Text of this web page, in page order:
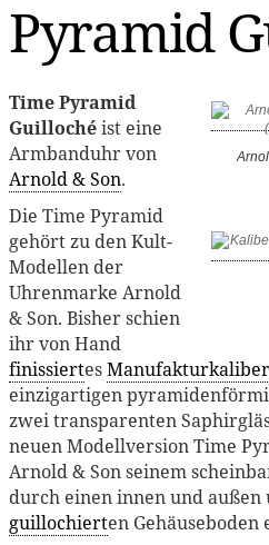
Pyramid
Time Pyramid
Guillochéist eine
Armbanduhr von
Arnold & Son.
Die Time Pyramid
gehört zu den Kult-
Modellen der
Uhrenmarke Arnold
& Son. Bisher schien
ihr von Hand
finissiertesManufakturkaliber
einzigartigen
zwei transparenten
neuen Modellversion Time
Arnold & Son seinem
durch einen innen und
guillochierten